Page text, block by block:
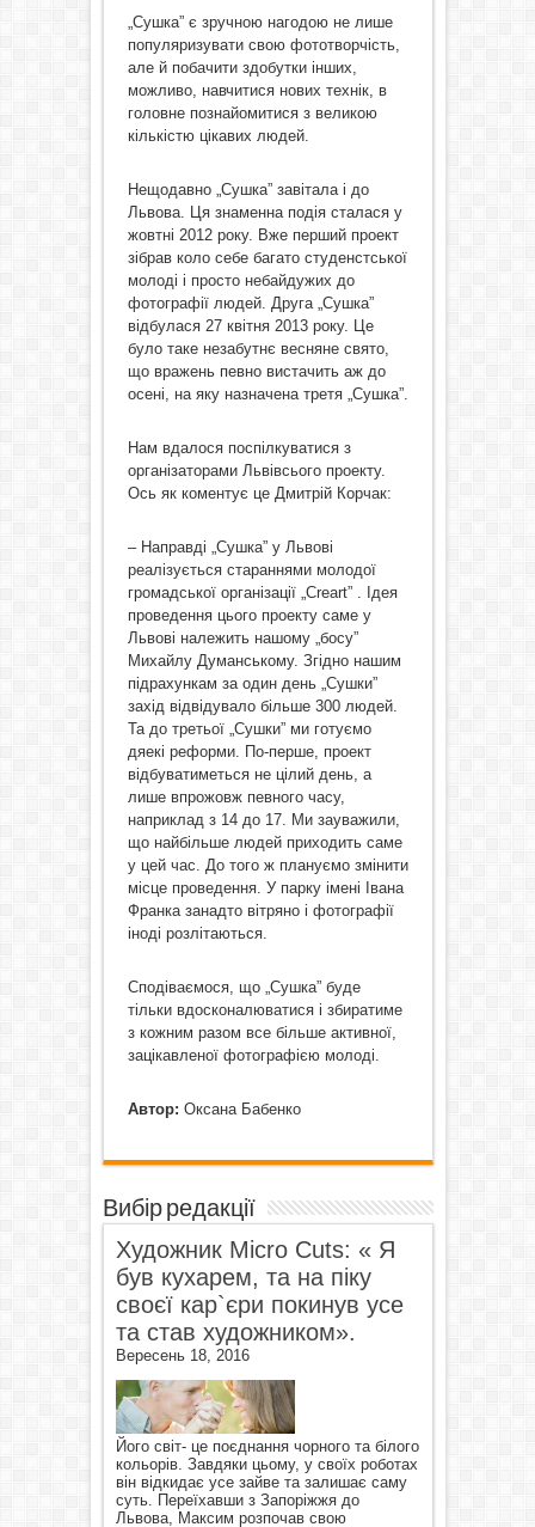
„Сушка” є зручною нагодою не лише
популяризувати свою фототворчість,
але й побачити здобутки інших,
можливо, навчитися нових технік, в
головне познайомитися з великою
кількістю цікавих людей.
Нещодавно „Сушка” завітала і до
Львова. Ця знаменна подія сталася у
жовтні 2012 року. Вже перший проект
зібрав коло себе багато студенстської
молоді і просто небайдужих до
фотографії людей. Друга „Сушка”
відбулася 27 квітня 2013 року. Це
було таке незабутнє весняне свято,
що вражень певно вистачить аж до
осені, на яку назначена третя „Сушка”.
Нам вдалося поспілкуватися з
організаторами Львівсього проекту.
Ось як коментує це Дмитрій Корчак:
– Направді „Сушка” у Львові
реалізується стараннями молодої
громадської організації „Creart” . Ідея
проведення цього проекту саме у
Львові належить нашому „босу”
Михайлу Думанському. Згідно нашим
підрахункам за один день „Сушки”
захід відвідувало більше 300 людей.
Та до третьої „Сушки” ми готуємо
дяекі реформи. По-перше, проект
відбуватиметься не цілий день, а
лише впрожовж певного часу,
наприклад з 14 до 17. Ми зауважили,
що найбільше людей приходить саме
у цей час. До того ж плануємо змінити
місце проведення. У парку імені Івана
Франка занадто вітряно і фотографії
іноді розлітаються.
Сподіваємося, що „Сушка” буде
тільки вдосконалюватися і збиратиме
з кожним разом все більше активної,
зацікавленої фотографією молоді.
Автор: Оксана Бабенко
Вибір редакції
Художник Micro Cuts: « Я
був кухарем, та на піку
своєї кар`єри покинув усе
та став художником».
Вересень 18, 2016
Його світ- це поєднання чорного та білого
кольорів. Завдяки цьому, у своїх роботах
він відкидає усе зайве та залишає саму
суть. Переїхавши з Запоріжжя до
Львова, Максим розпочав свою